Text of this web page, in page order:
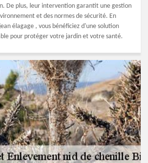
De plus, leur intervention garantit une gestion
et des normes de sécurité. En
élagage , vous bénéficiez d'une solution
pour protéger votre jardin et votre santé.